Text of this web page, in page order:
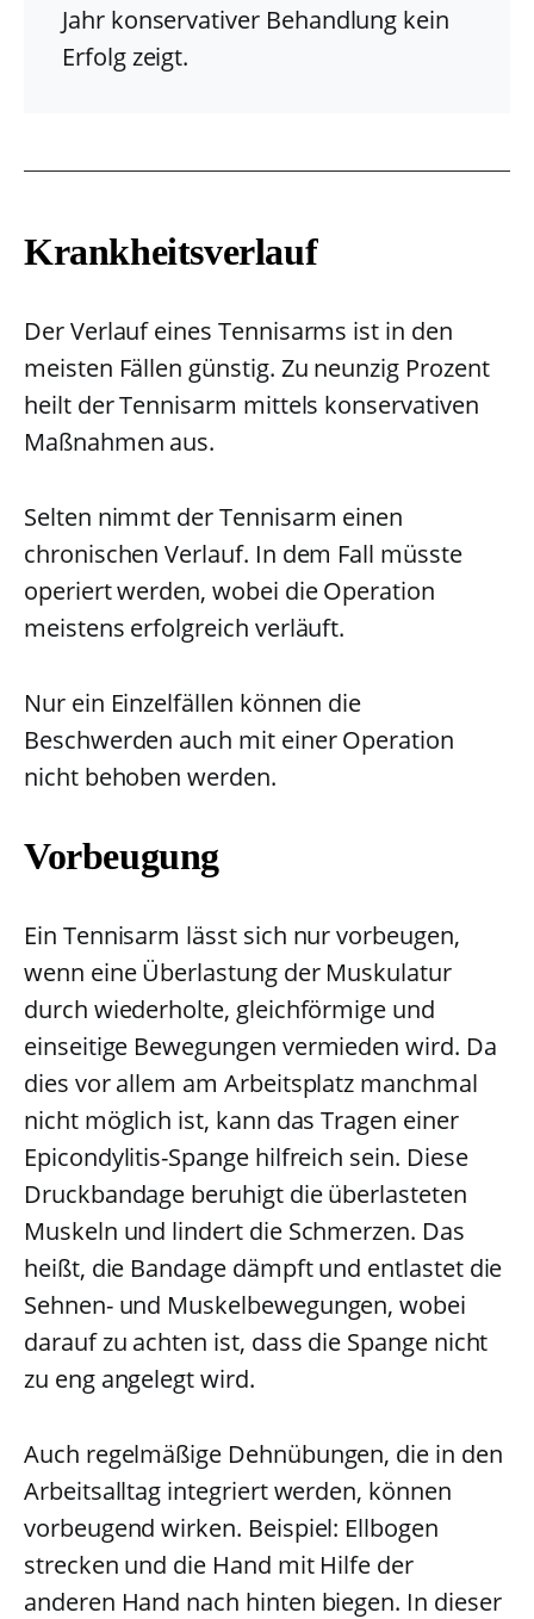
Jahr konservativer Behandlung kein
Erfolg zeigt.
Krankheitsverlauf
Der Verlauf eines Tennisarms ist in den
meisten Fällen günstig. Zu neunzig Prozent
heilt der Tennisarm mittels konservativen
Maßnahmen aus.
Selten nimmt der Tennisarm einen
chronischen Verlauf. In dem Fall müsste
operiert werden, wobei die Operation
meistens erfolgreich verläuft.
Nur ein Einzelfällen können die
Beschwerden auch mit einer Operation
nicht behoben werden.
Vorbeugung
Ein Tennisarm lässt sich nur vorbeugen,
wenn eine Überlastung der Muskulatur
durch wiederholte, gleichförmige und
einseitige Bewegungen vermieden wird. Da
dies vor allem am Arbeitsplatz manchmal
nicht möglich ist, kann das Tragen einer
Epicondylitis-Spange hilfreich sein. Diese
Druckbandage beruhigt die überlasteten
Muskeln und lindert die Schmerzen. Das
heißt, die Bandage dämpft und entlastet die
Sehnen- und Muskelbewegungen, wobei
darauf zu achten ist, dass die Spange nicht
zu eng angelegt wird.
Auch regelmäßige Dehnübungen, die in den
Arbeitsalltag integriert werden, können
vorbeugend wirken. Beispiel: Ellbogen
strecken und die Hand mit Hilfe der
anderen Hand nach hinten biegen. In dieser